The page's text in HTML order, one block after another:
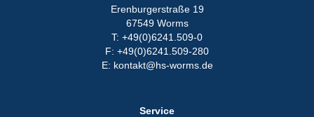
Erenburgerstraße 19
67549 Worms
T: +49(0)6241.509-0
F: +49(0)6241.509-280
E: kontakt@hs-worms.de
Service